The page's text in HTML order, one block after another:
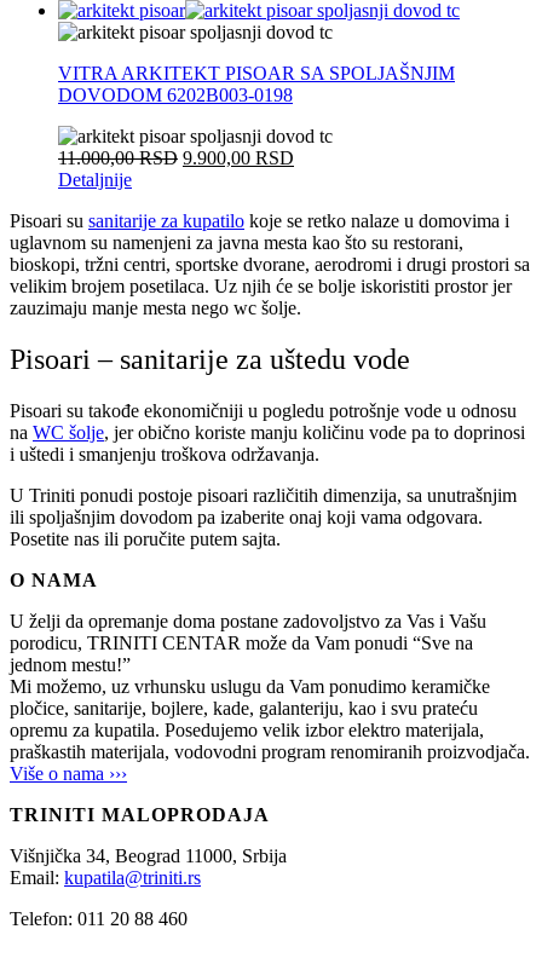
VITRA ARKITEKT PISOAR SA SPOLJAŠNJIM
DOVODOM 6202B003-0198
11.000,00RSD 9.900,00 RSD
Detaljnije
Pisoari su sanitarije za kupatilo koje se retko nalaze u domovima i
uglavnom su namenjeni za javna mesta kao što su restorani,
bioskopi, tržni centri, sportske dvorane, aerodromi i drugi prostori sa
velikim brojem posetilaca. Uz njih će se bolje iskoristiti prostor jer
zauzimaju manje mesta nego wc šolje.
Pisoari – sanitarije za uštedu vode
Pisoari su takođe ekonomičniji u pogledu potrošnje vode u odnosu
na WC šolje, jer obično koriste manju količinu vode pa to doprinosi
i uštedi i smanjenju troškova održavanja.
U Triniti ponudi postoje pisoari različitih dimenzija, sa unutrašnjim
ili spoljašnjim dovodom pa izaberite onaj koji vama odgovara.
Posetite nas ili poručite putem sajta.
O NAMA
U želji da opremanje doma postane zadovoljstvo za Vas i Vašu
porodicu, TRINITI CENTAR može da Vam ponudi “Sve na
jednom mestu!”
Mi možemo, uz vrhunsku uslugu da Vam ponudimo keramičke
pločice, sanitarije, bojlere, kade, galanteriju, kao i svu prateću
opremu za kupatila. Posedujemo velik izbor elektro materijala,
praškastih materijala, vodovodni program renomiranih proizvodjača.
Više o nama ›››
TRINITI MALOPRODAJA
Višnjička 34, Beograd 11000, Srbija
Email: kupatila@triniti.rs
Telefon: 011 20 88 460